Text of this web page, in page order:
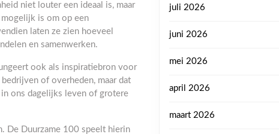
niet louter een ideaal is, maar
is om op een
laten ze zien hoeveel
en samenwerken.
ook als inspiratiebron voor
of overheden, maar dat
ons dagelijks leven of grotere
De Duurzame 100 speelt hierin
juli 2026
juni 2026
mei 2026
april 2026
maart 2026